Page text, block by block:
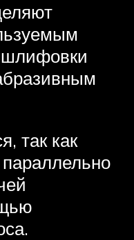
так как